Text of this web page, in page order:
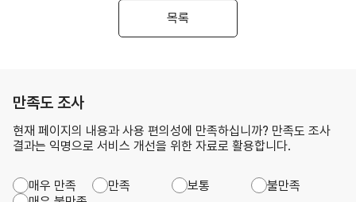
목록
만족도 조사
현재 페이지의 내용과 사용 편의성에 만족하십니까? 만족도 조사
결과는 익명으로 서비스 개선을 위한 자료로 활용합니다.
매우 만족 만족 보통
불만족